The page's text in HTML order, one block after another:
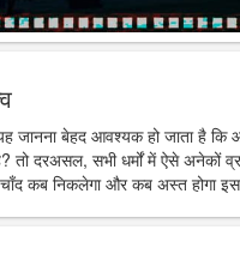
बेहद आवश्यक हो जाता है कि
तो दरअसल, सभी धर्मों में ऐसे अनेकों
कब निकलेगा और कब अस्त होगा